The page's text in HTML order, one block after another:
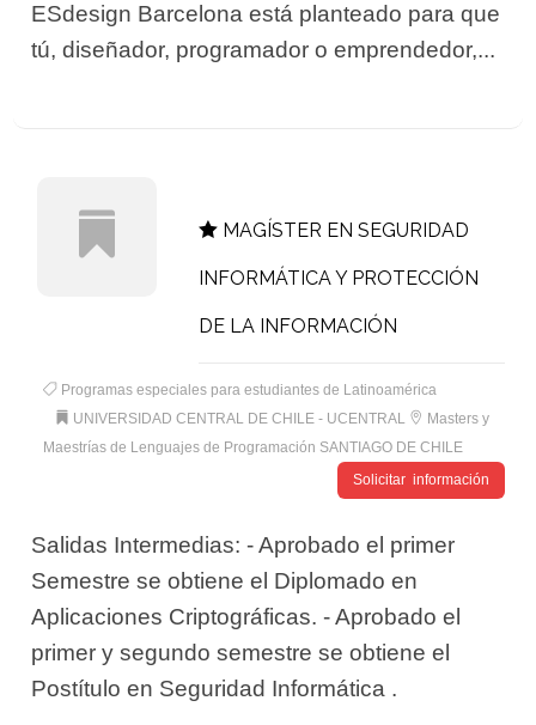
ESdesign Barcelona está planteado para que
tú, diseñador, programador o emprendedor,...
MAGÍSTER EN SEGURIDAD
INFORMÁTICA Y PROTECCIÓN
DE LA INFORMACIÓN
Programas especiales para estudiantes de Latinoamérica
UNIVERSIDAD CENTRAL DE CHILE - UCENTRAL
Masters y
Maestrías de Lenguajes de Programación SANTIAGO DE CHILE
Solicitar información
Salidas Intermedias: - Aprobado el primer
Semestre se obtiene el Diplomado en
Aplicaciones Criptográficas. - Aprobado el
primer y segundo semestre se obtiene el
Postítulo en Seguridad Informática .